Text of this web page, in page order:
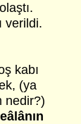
verildi.
kabı
(ya
nedir?)